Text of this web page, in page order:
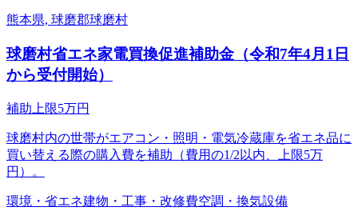
熊本県, 球磨郡球磨村
球磨村省エネ家電買換促進補助金（令和7年4月1日
から受付開始）
補助上限5万円
球磨村内の世帯がエアコン・照明・電気冷蔵庫を省エネ品に
買い替える際の購入費を補助（費用の1/2以内、上限5万
円）。
環境・省エネ建物・工事・改修費空調・換気設備